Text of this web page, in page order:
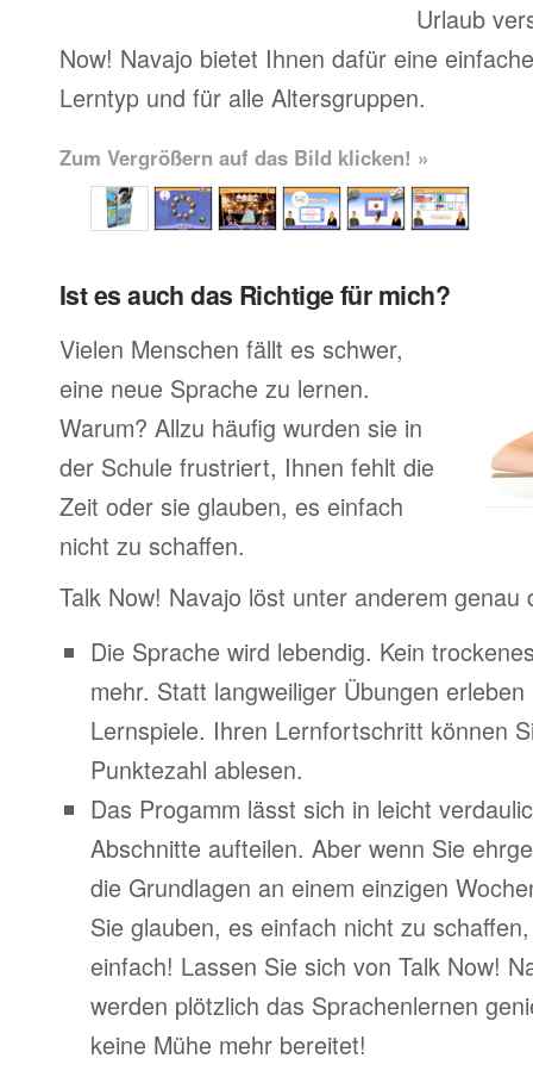
Urlaub
Now! Navajo bietet Ihnen dafür eine
Lerntyp und für alle Altersgruppen.
Zum Vergrößern auf das Bild klicken! »
Ist es auch das Richtige für mich?
Vielen Menschen fällt es schwer,
eine neue Sprache zu lernen.
Warum? Allzu häufig wurden sie in
der Schule frustriert, Ihnen fehlt die
Zeit oder sie glauben, es einfach
nicht zu schaffen.
Talk Now! Navajo löst unter anderem genau
Die Sprache wird lebendig. Kein
mehr. Statt langweiliger Übungen
Lernspiele. Ihren Lernfortschritt können
Punktezahl ablesen.
Das Progamm lässt sich in leicht
Abschnitte aufteilen. Aber wenn Sie
die Grundlagen an einem einzigen
Sie glauben, es einfach nicht zu
einfach! Lassen Sie sich von Talk Now!
werden plötzlich das Sprachenlernen
keine Mühe mehr bereitet!